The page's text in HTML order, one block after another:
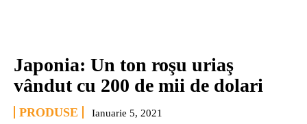
Japonia: Un ton roşu uriaş
vândut cu 200 de mii de dolari
PRODUSE Ianuarie 5, 2021